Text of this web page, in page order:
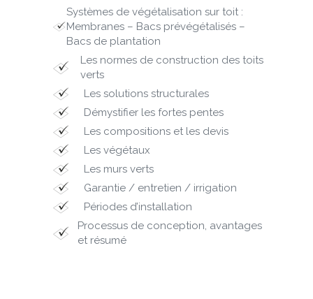
Systèmes de végétalisation sur toit :
Membranes – Bacs prévégétalisés –
Bacs de plantation
Les normes de construction des toits
verts
Les solutions structurales
Démystifier les fortes pentes
Les compositions et les devis
Les végétaux
Les murs verts
Garantie / entretien / irrigation
Périodes d’installation
Processus de conception, avantages
et résumé